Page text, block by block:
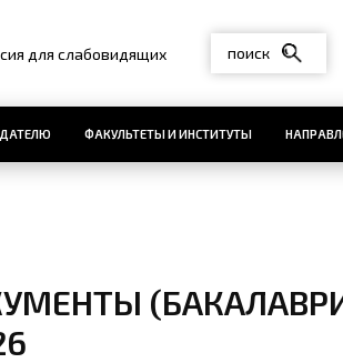
для слабовидящих
ФАКУЛЬТЕТЫ И ИНСТИТУТЫ